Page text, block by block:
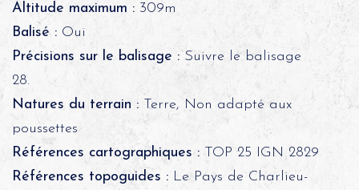
Altitude maximum :309m
Balisé :Oui
Précisions sur le balisage :Suivre le balisage
28.
Natures du terrain :Terre, Non adapté aux
poussettes
Références cartographiques :TOP 25 IGN 2829
Références topoguides :Le Pays de Charlieu-